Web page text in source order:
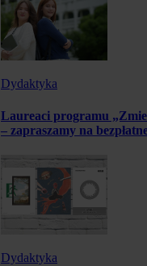
Dydaktyka
Laureaci programu
– zapraszamy na
Dydaktyka